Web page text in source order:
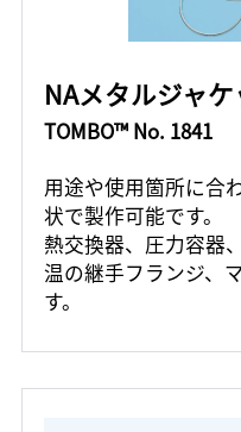
NAメタルジャ
TOMBO™ No. 1841
用途や使用箇所に合
状で製作可能です。
熱交換器、圧力容器
温の継手フランジ、
す。